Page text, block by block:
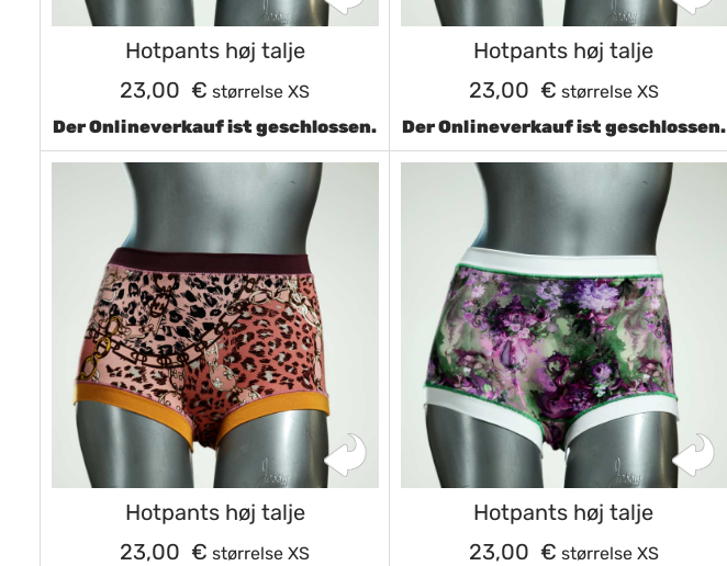
Hotpants høj talje
23,00 € størrelse XS
Der Onlineverkauf ist geschlossen.
Hotpants høj talje
23,00 € størrelse XS
Der Onlineverkauf ist geschlossen.
Hotpants høj talje
23,00 € størrelse XS
Hotpants høj talje
23,00 € størrelse XS